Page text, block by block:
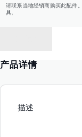
请联系当地经销商购买此配件
具。
产品详情
描述